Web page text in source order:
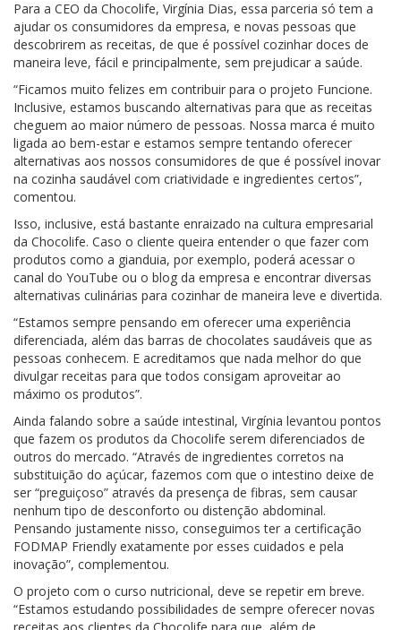
Para a CEO da Chocolife, Virgínia Dias, essa parceria só tem a
ajudar os consumidores da empresa, e novas pessoas que
descobrirem as receitas, de que é possível cozinhar doces de
maneira leve, fácil e principalmente, sem prejudicar a saúde.
“Ficamos muito felizes em contribuir para o projeto Funcione.
Inclusive, estamos buscando alternativas para que as receitas
cheguem ao maior número de pessoas. Nossa marca é muito
ligada ao bem-estar e estamos sempre tentando oferecer
alternativas aos nossos consumidores de que é possível inovar
na cozinha saudável com criatividade e ingredientes certos”,
comentou.
Isso, inclusive, está bastante enraizado na cultura empresarial
da Chocolife. Caso o cliente queira entender o que fazer com
produtos como a gianduia, por exemplo, poderá acessar o
canal do YouTube ou o blog da empresa e encontrar diversas
alternativas culinárias para cozinhar de maneira leve e divertida.
“Estamos sempre pensando em oferecer uma experiência
diferenciada, além das barras de chocolates saudáveis que as
pessoas conhecem. E acreditamos que nada melhor do que
divulgar receitas para que todos consigam aproveitar ao
máximo os produtos”.
Ainda falando sobre a saúde intestinal, Virgínia levantou pontos
que fazem os produtos da Chocolife serem diferenciados de
outros do mercado. “Através de ingredientes corretos na
substituição do açúcar, fazemos com que o intestino deixe de
ser “preguiçoso” através da presença de fibras, sem causar
nenhum tipo de desconforto ou distenção abdominal.
Pensando justamente nisso, conseguimos ter a certificação
FODMAP Friendly exatamente por esses cuidados e pela
inovação”, complementou.
O projeto com o curso nutricional, deve se repetir em breve.
“Estamos estudando possibilidades de sempre oferecer novas